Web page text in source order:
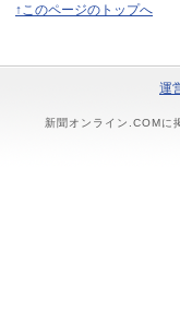
↑このページのトップへ
運
新聞オンライン.COMに